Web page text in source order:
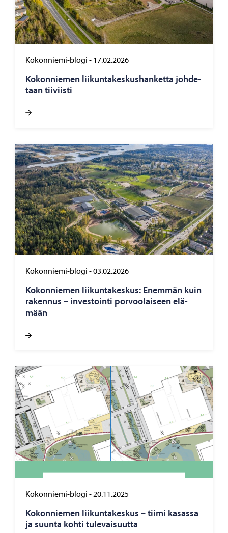
Kokonniemi-blogi - 17.02.2026
Ko­kon­nie­men lii­kun­ta­kes­kus­han­ket­ta joh­de­
taan tii­viis­ti
Kokonniemi-blogi -03.02.2026
Ko­kon­nie­men lii­kun­ta­kes­kus: Enem­män kuin
ra­ken­nus – in­ves­toin­ti por­voo­lai­seen elä­
mään
Kokonniemi-blogi - 20.11.2025
Ko­kon­nie­men lii­kun­ta­kes­kus – tiimi ka­sas­sa
ja suun­ta kohti tu­le­vai­suut­ta